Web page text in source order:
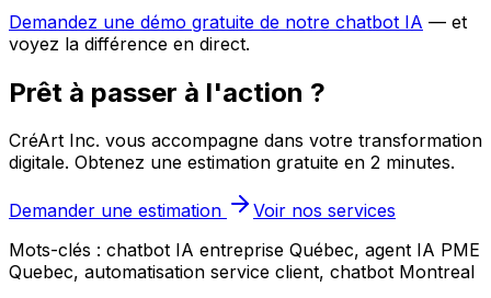
Demandez une démo gratuite de notre chatbot IA — et
voyez la différence en direct.
Prêt à passer à l'action ?
CréArt Inc. vous accompagne dans votre transformation
digitale. Obtenez une estimation gratuite en 2 minutes.
Demander une estimation
Voir nos services
Mots-clés : chatbot IA entreprise Québec, agent IA PME
Quebec, automatisation service client, chatbot Montreal